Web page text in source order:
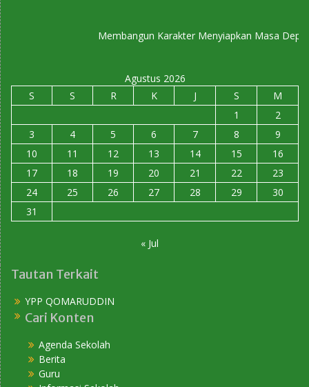
Membangun Karakter Menyiapkan Masa Depan
Agustus 2026
S
S R K J S
M
1
2
3
4 5 6 7 8
9
10
11 12 13 14 15
16
17
18 19 20 21 22
23
24
25 26 27 28 29
30
31
« Jul
Tautan Terkait
YPP QOMARUDDIN
Cari Konten
Agenda Sekolah
Berita
Guru